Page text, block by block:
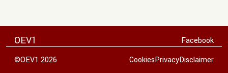
OEV1
Facebook
©OEV1 2026
CookiesPrivacyDisclaimer